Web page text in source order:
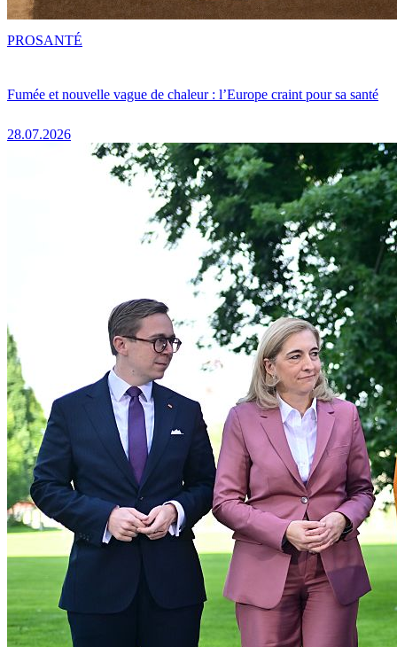
Fumée et nouvelle vague de chaleur : l’Europe craint pour sa santé
28.07.2026
PROSANTÉ